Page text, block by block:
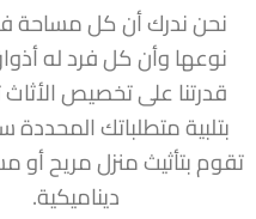
نحن ندرك أن كل مساحة
نوعها وأن كل فرد له
قدرتنا على تخصيص
بتلبية متطلباتك
تقوم بتأثيث منزل مريح
ديناميكية.